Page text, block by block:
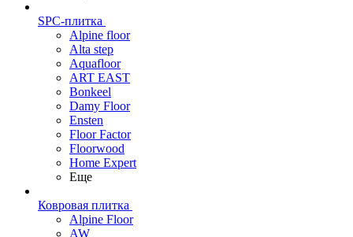
SPC-плитка
Alpine floor
Alta step
Aquafloor
ART EAST
Bonkeel
Damy Floor
Ensten
Floor Factor
Floorwood
Home Expert
Еще
Ковровая плитка
Alpine Floor
AW